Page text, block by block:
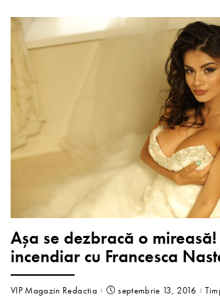
Așa se dezbracă o
incendiar cu Francesca
VIP Magazin Redactia septembrie 13, 2016